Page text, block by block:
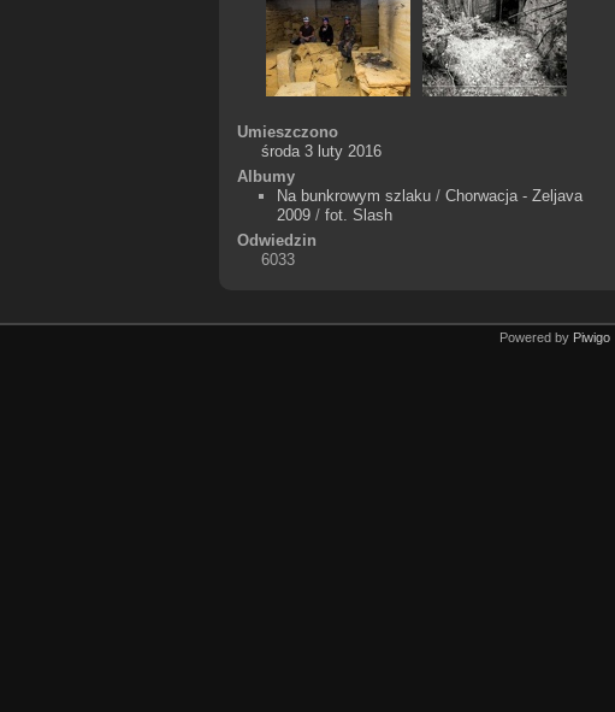
Umieszczono
środa 3 luty 2016
Albumy
Na bunkrowym szlaku/ Chorwacja - Zeljava
2009/ fot. Slash
Odwiedzin
6033
Powered by Piwigo